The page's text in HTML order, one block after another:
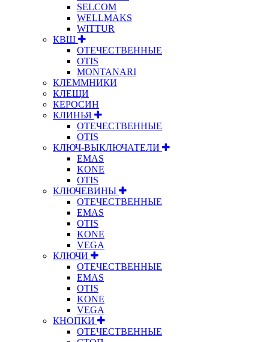
SELCOM
WELLMAKS
WITTUR
КВШ
ОТЕЧЕСТВЕННЫЕ
OTIS
MONTANARI
КЛЕММНИКИ
КЛЕЩИ
КЕРОСИН
КЛИНЬЯ
ОТЕЧЕСТВЕННЫЕ
OTIS
КЛЮЧ-ВЫКЛЮЧАТЕЛИ
EMAS
KONE
OTIS
КЛЮЧЕВИНЫ
ОТЕЧЕСТВЕННЫЕ
EMAS
OTIS
KONE
VEGA
КЛЮЧИ
ОТЕЧЕСТВЕННЫЕ
EMAS
OTIS
KONE
VEGA
КНОПКИ
ОТЕЧЕСТВЕННЫЕ